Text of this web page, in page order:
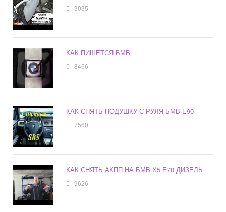
3035
КАК ПИШЕТСЯ БМВ
8466
КАК СНЯТЬ ПОДУШКУ С РУЛЯ БМВ Е90
7560
КАК СНЯТЬ АКПП НА БМВ Х5 Е70 ДИЗЕЛЬ
9626